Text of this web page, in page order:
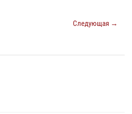
Следующая →